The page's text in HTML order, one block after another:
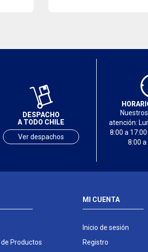
DESPACHO
A TODO CHILE
Ver despachos
atención:
8:00 a
8:00 a
Productos
MI CUENTA
Inicio de sesión
Registro